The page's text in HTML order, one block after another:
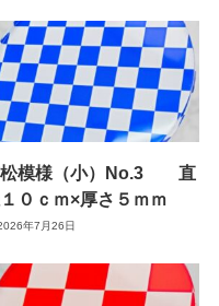
模様（小）No.3 直
０ｃｍ×厚さ５ｍｍ
年7月26日